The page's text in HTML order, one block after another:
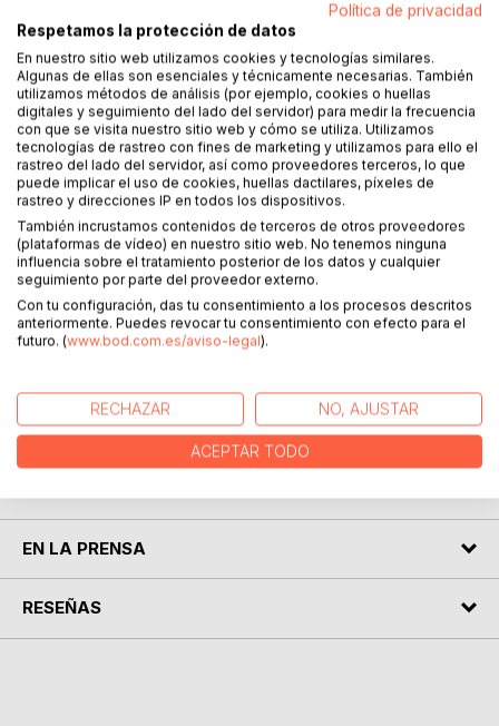
Polizeiautos sind in unserer Gesellschaft meist sehr
sichtbar, machen auf die wichtige Rolle der Polizei
aufmerksam und sind bei Kindern sehr beliebt.
Die Aufgabe der Polizei besteht darin, das Gesetz
durchzusetzen, die Sicherheit, Gesundheit und das
Eigentum der Bürger zu gewährleisten und Kriminalität und
Unruhen zu verhindern.
Die französische Polizei ist in zwei nationalen Gremien
organisiert: der Police nationale für Städte mit 5.000
Einwohnern und mehr und der Gendarmerie für die
kleineren Gemeinden, die die nationale Polizei bei Bedarf
unterstützt. Die Bilder sind nach Regionen geordnet, mit
Paris als separatem Eintrag.
Die Autoren haben ein ähnliches Buch über amerikanische
Ländern sehr unterschiedlich.
Wir hoffen, dass Ihnen unsere Auswahl an Fotos gefällt.
EN LA PRENSA
RESEÑAS
Política de privacidad
Respetamos la protección de datos
En nuestro sitio web utilizamos cookies y tecnologías similares.
Algunas de ellas son esenciales y técnicamente necesarias. También
utilizamos métodos de análisis (por ejemplo, cookies o huellas
digitales y seguimiento del lado del servidor) para medir la frecuencia
con que se visita nuestro sitio web y cómo se utiliza. Utilizamos
tecnologías de rastreo con fines de marketing y utilizamos para ello el
rastreo del lado del servidor, así como proveedores terceros, lo que
puede implicar el uso de cookies, huellas dactilares, píxeles de
rastreo y direcciones IP en todos los dispositivos.
También incrustamos contenidos de terceros de otros proveedores
(plataformas de vídeo) en nuestro sitio web. No tenemos ninguna
influencia sobre el tratamiento posterior de los datos y cualquier
seguimiento por parte del proveedor externo.
Con tu configuración, das tu consentimiento a los procesos descritos
anteriormente. Puedes revocar tu consentimiento con efecto para el
futuro. (www.bod.com.es/aviso-legal).
RECHAZAR NO, AJUSTAR
ACEPTAR TODO